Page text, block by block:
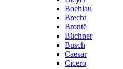
Boehlau
Brecht
Brontë
Büchner
Busch
Caesar
Cicero